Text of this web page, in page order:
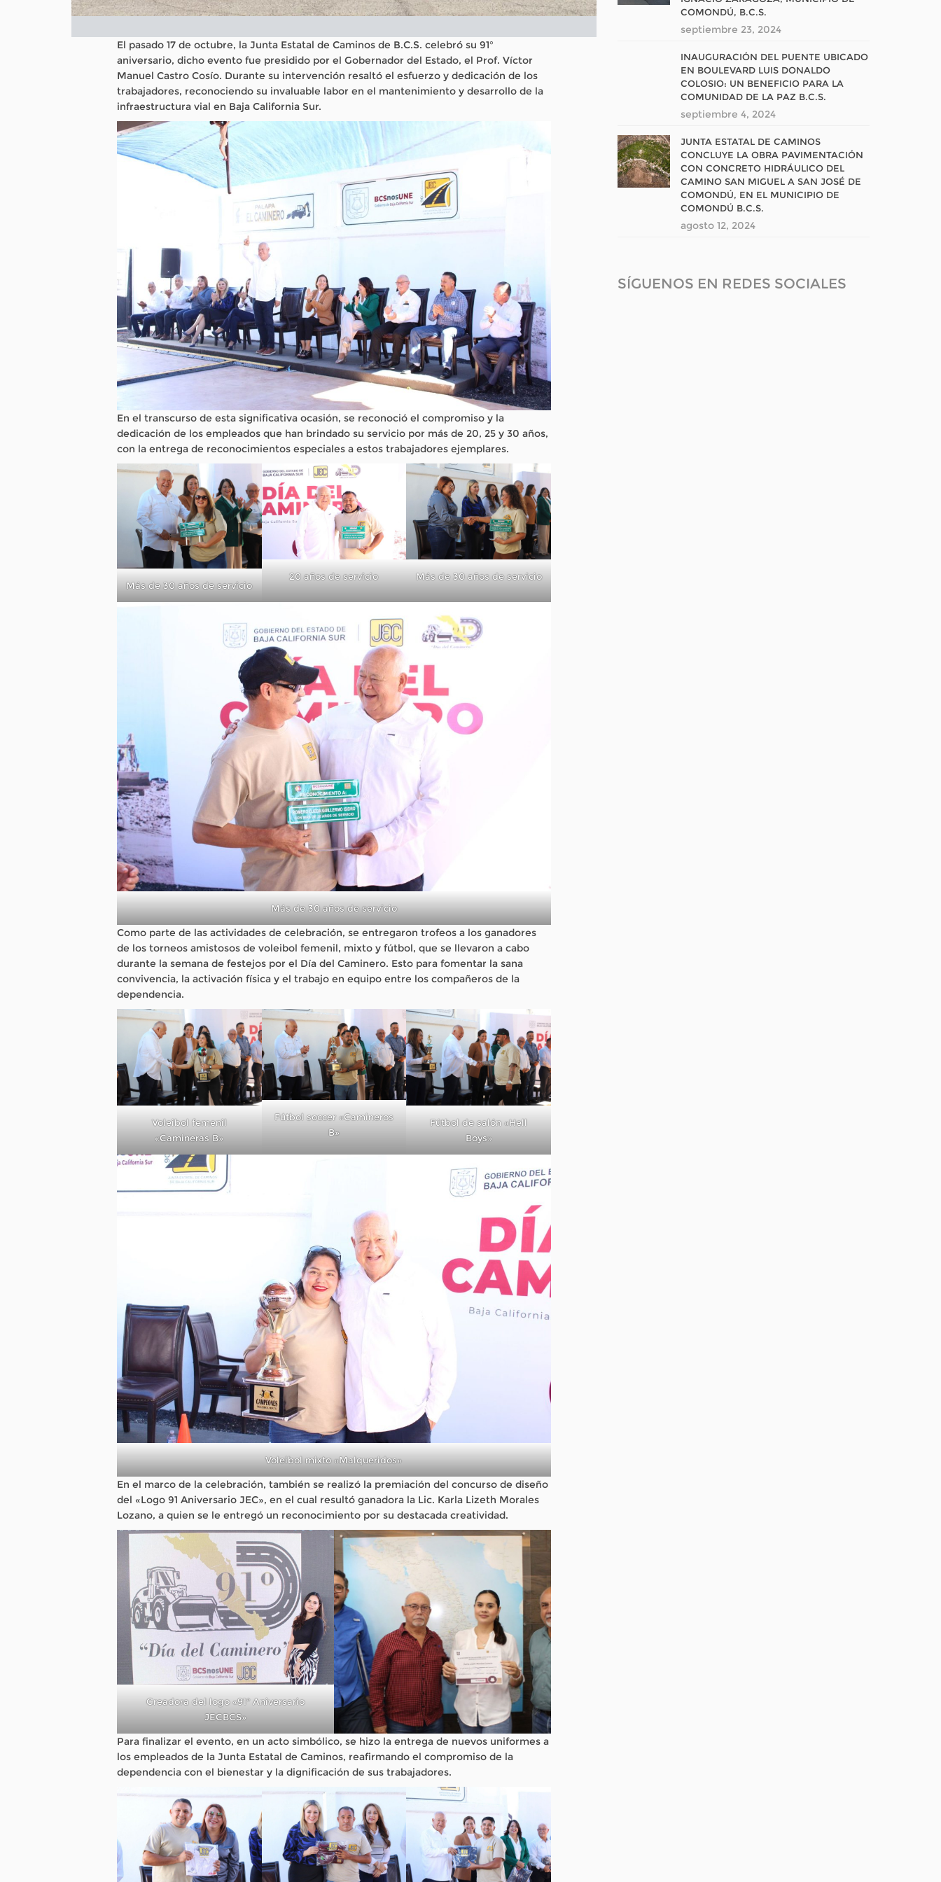
El pasado 17 de octubre, la Junta Estatal de Caminos de B.C.S. celebró su 91°
aniversario, dicho evento fue presidido por el Gobernador del Estado, el Prof. Víctor
Manuel Castro Cosío. Durante su intervención resaltó el esfuerzo y dedicación de los
trabajadores, reconociendo su invaluable labor en el mantenimiento y desarrollo de la
infraestructura vial en Baja California Sur.
En el transcurso de esta significativa ocasión, se reconoció el compromiso y la
dedicación de los empleados que han brindado su servicio por más de 20, 25 y 30 años,
con la entrega de reconocimientos especiales a estos trabajadores ejemplares.
Más de 30 años de servicio
20 años de servicio Más de 30 años de servicio
Más de 30 años de servicio
Como parte de las actividades de celebración, se entregaron trofeos a los ganadores
de los torneos amistosos de voleibol femenil, mixto y fútbol, que se llevaron a cabo
durante la semana de festejos por el Día del Caminero. Esto para fomentar la sana
convivencia, la activación física y el trabajo en equipo entre los compañeros de la
dependencia.
Voleibol femenil
«Camineras B»
Fútbol soccer «Camineros
B»
Fútbol de salón «Hell
Boys»
Voleibol mixto «Malqueridos»
En el marco de la celebración, también se realizó la premiación del concurso de diseño
del «Logo 91 Aniversario JEC», en el cual resultó ganadora la Lic. Karla Lizeth Morales
Lozano, a quien se le entregó un reconocimiento por su destacada creatividad.
Creadora del logo «91° Aniversario
JECBCS»
Para finalizar el evento, en un acto simbólico, se hizo la entrega de nuevos uniformes a
los empleados de la Junta Estatal de Caminos, reafirmando el compromiso de la
dependencia con el bienestar y la dignificación de sus trabajadores.
COMONDÚ, B.C.S.
septiembre 23, 2024
INAUGURACIÓN DEL PUENTE UBICADO
EN BOULEVARD LUIS DONALDO
COLOSIO: UN BENEFICIO PARA LA
COMUNIDAD DE LA PAZ B.C.S.
septiembre 4, 2024
JUNTA ESTATAL DE CAMINOS
CONCLUYE LA OBRA PAVIMENTACIÓN
CON CONCRETO HIDRÁULICO DEL
CAMINO SAN MIGUEL A SAN JOSÉ DE
COMONDÚ, EN EL MUNICIPIO DE
COMONDÚ B.C.S.
agosto 12, 2024
SÍGUENOS EN REDES SOCIALES